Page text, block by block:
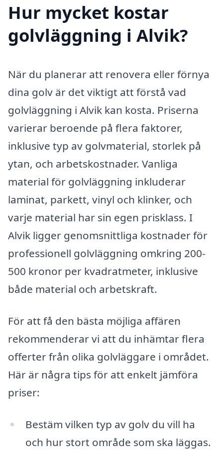
Hur mycket kostar
golvläggning i Alvik?
När du planerar att renovera eller förnya
dina golv är det viktigt att förstå vad
golvläggning i Alvik kan kosta. Priserna
varierar beroende på flera faktorer,
inklusive typ av golvmaterial, storlek på
ytan, och arbetskostnader. Vanliga
material för golvläggning inkluderar
laminat, parkett, vinyl och klinker, och
varje material har sin egen prisklass. I
Alvik ligger genomsnittliga kostnader för
professionell golvläggning omkring 200-
500 kronor per kvadratmeter, inklusive
både material och arbetskraft.
För att få den bästa möjliga affären
rekommenderar vi att du inhämtar flera
offerter från olika golvläggare i området.
Här är några tips för att enkelt jämföra
priser:
Bestäm vilken typ av golv du vill ha
och hur stort område som ska läggas.